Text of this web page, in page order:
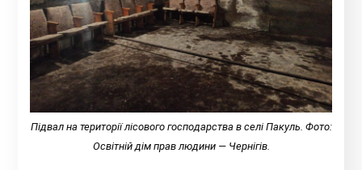
Підвал на території лісового господарства в селі Пакуль. Фото:
Освітній дім прав людини — Чернігів.